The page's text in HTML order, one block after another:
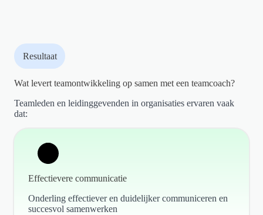
Resultaat
Wat levert teamontwikkeling op samen met een teamcoach?
Teamleden en leidinggevenden in organisaties ervaren vaak
dat:
Effectievere communicatie
Onderling effectiever en duidelijker communiceren en
succesvol samenwerken